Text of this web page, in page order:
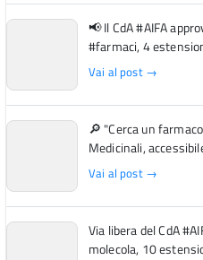
📢 Il CdA #AIFA
#farmaci, 4
Vai al post →
🔎 "Cerca un
Medicinali,
Vai al post →
Via libera del CdA
molecola, 10